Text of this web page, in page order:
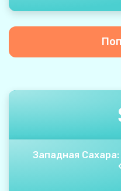
Западная